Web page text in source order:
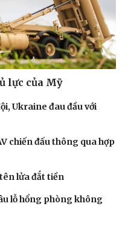
Vũ khí
Phân tích
lực của Mỹ
Ukraine đau đầu với
chiến đấu thông qua hợp
lửa đắt tiền
lỗ hổng phòng không